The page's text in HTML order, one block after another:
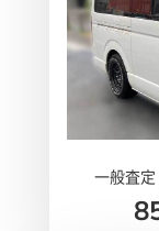
一般査